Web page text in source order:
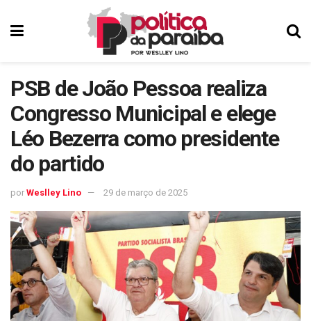
PSB de João Pessoa realiza
Congresso Municipal e elege
Léo Bezerra como presidente
do partido
por Weslley Lino 29 de março de 2025